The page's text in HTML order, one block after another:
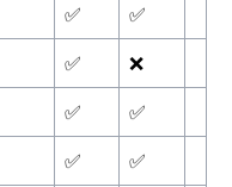
✅ ✅
✅ ❌
✅ ✅
✅ ✅